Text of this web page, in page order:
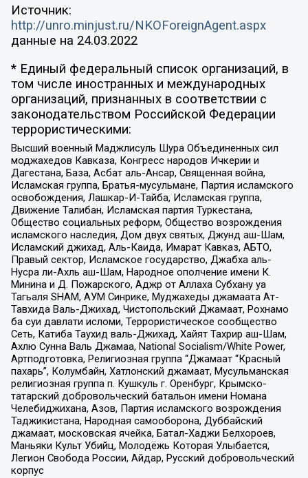
Источник:
http://unro.minjust.ru/NKOForeignAgent.aspx
данные на 24.03.2022
* Единый федеральный список организаций, в
том числе иностранных и международных
организаций, признанных в соответствии с
законодательством Российской Федерации
террористическими:
Высший военный Маджлисуль Шура Объединенных сил
моджахедов Кавказа, Конгресс народов Ичкерии и
Дагестана, База, Асбат аль-Ансар, Священная война,
Исламская группа, Братья-мусульмане, Партия исламского
освобождения, Лашкар-И-Тайба, Исламская группа,
Движение Талибан, Исламская партия Туркестана,
Общество социальных реформ, Общество возрождения
исламского наследия, Дом двух святых, Джунд аш-Шам,
Исламский джихад, Аль-Каида, Имарат Кавказ, АБТО,
Правый сектор, Исламское государство, Джабха аль-
Нусра ли-Ахль аш-Шам, Народное ополчение имени К.
Минина и Д. Пожарского, Аджр от Аллаха Субхану уа
Тагьаля SHAM, АУМ Синрике, Муджахеды джамаата Ат-
Тавхида Валь-Джихад, Чистопольский Джамаат, Рохнамо
ба суи давлати исломи, Террористическое сообщество
Сеть, Катиба Таухид валь-Джихад, Хайят Тахрир аш-Шам,
Ахлю Сунна Валь Джамаа, National Socialism/White Power,
Артподготовка, Религиозная группа “Джамаат “Красный
пахарь”, Колумбайн, Хатлонский джамаат, Мусульманская
религиозная группа п. Кушкуль г. Оренбург, Крымско-
татарский добровольческий батальон имени Номана
Челебиджихана, Азов, Партия исламского возрождения
Таджикистана, Народная самооборона, Дуббайский
джамаат, московская ячейка, Батал-Хаджи Белхороев,
Маньяки Культ Убийц, Молодёжь Которая Улыбается,
Легион Свобода России, Айдар, Русский добровольческий
корпус